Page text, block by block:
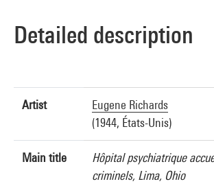
Detailed description
Artist
Eugene Richards
(1944, États-Unis)
Main title
Hôpital psychiatrique
criminels, Lima, Ohio